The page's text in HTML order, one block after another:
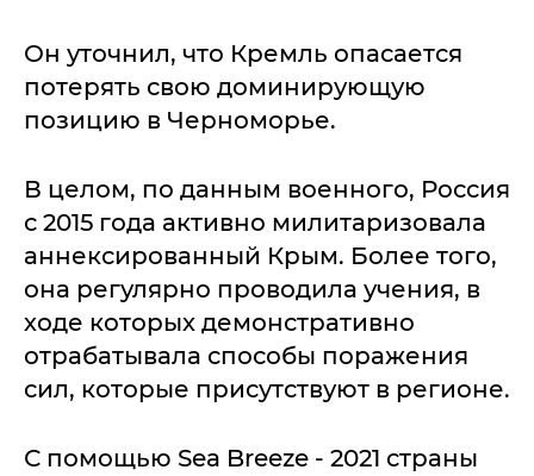
Он уточнил, что Кремль опасается
потерять свою доминирующую
позицию в Черноморье.
В целом, по данным военного, Россия
с 2015 года активно милитаризовала
аннексированный Крым. Более того,
она регулярно проводила учения, в
ходе которых демонстративно
отрабатывала способы поражения
сил, которые присутствуют в регионе.
С помощью Sea Breeze - 2021 страны